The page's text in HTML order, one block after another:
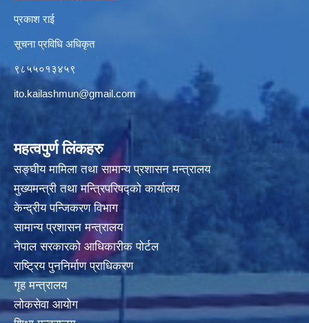
प्रकाश राई
सूचना प्रविधि अधिकृत
९८५५०१३४५९
ito.kailashmun@gmail.com
महत्वपुर्ण लिंकहरु
सङ्घीय मामिला तथा सामान्य प्रशासन मन्त्रालय
मुख्यमन्त्री तथा मन्त्रिपरिषद्‍को कार्यालय
केन्द्रीय पन्जिकरण विभाग
सामान्य प्रशासन मन्त्रालय
नेपाल सरकारको आधिकारीक पोर्टल
राष्ट्रिय पुननिर्माण प्राधिकरण
गृह मन्त्रालय
लोकसेवा आयोग